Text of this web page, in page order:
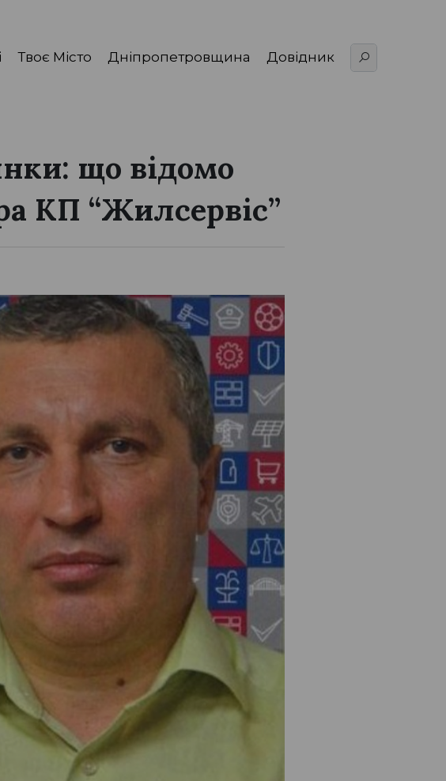
Твоє Місто Дніпропетровщина Довідник
що відомо
КП “Жилсервіс”